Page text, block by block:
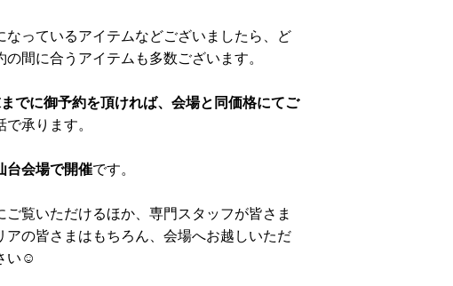
っているアイテムなどございましたら、ど
間に合うアイテムも多数ございます。
でに御予約を頂ければ、会場と同価格にてご
で承ります。
台会場で開催です。
覧いただけるほか、専門スタッフが皆さま
の皆さまはもちろん、会場へお越しいただ
い☺️